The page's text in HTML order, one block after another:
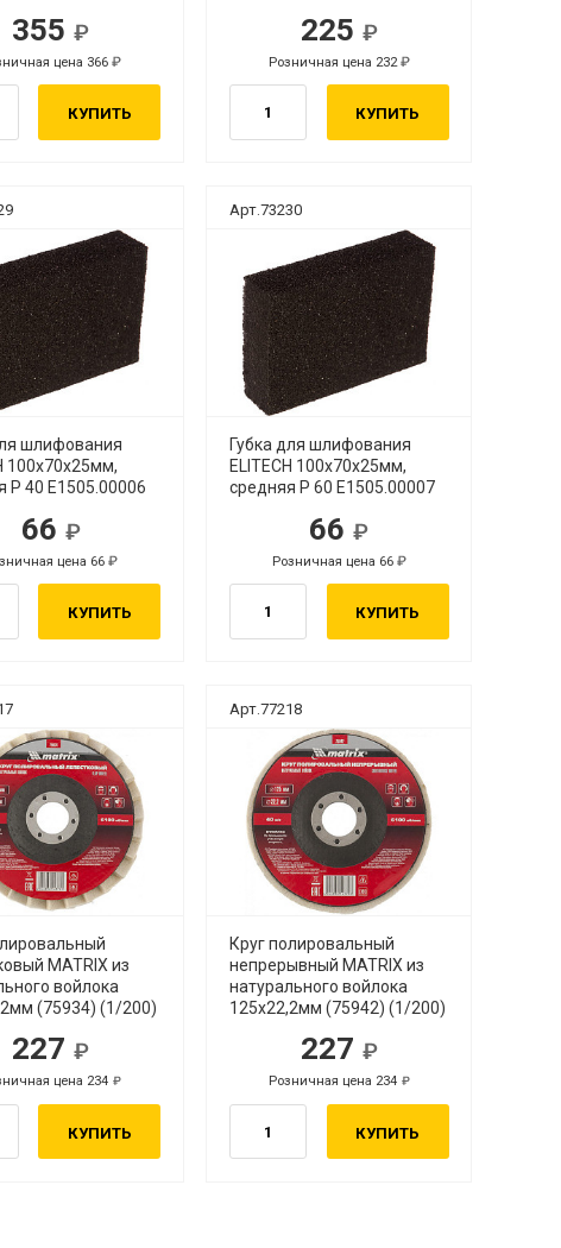
355
цена 366
КУПИТЬ
225
Розничная цена 232
КУПИТЬ
шлифования
100х70х25мм,
Р 40 E1505.00006
66
цена 66
КУПИТЬ
Арт.73230
Губка для шлифования
ELITECH 100х70х25мм,
средняя Р 60 E1505.00007
66
Розничная цена 66
КУПИТЬ
MATRIX из
войлока
(75934) (1/200)
227
цена 234
КУПИТЬ
Арт.77218
Круг полировальный
непрерывный MATRIX из
натурального войлока
125х22,2мм (75942) (1/200)
227
Розничная цена 234
КУПИТЬ